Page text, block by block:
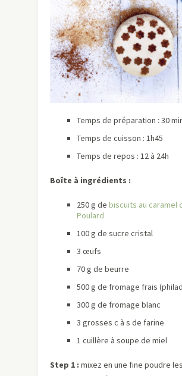
Temps de préparation : 30
Temps de cuisson : 1h45
Temps de repos : 12 à 24h
Boîte à ingrédients :
250 g de biscuits au caramel
Poulard
100 g de sucre cristal
3 œufs
70 g de beurre
500 g de fromage frais
300 g de fromage blanc
3 grosses c à s de farine
1 cuillère à soupe de miel
Step 1 : mixez en une fine poudre